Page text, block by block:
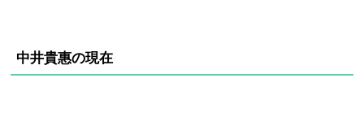
中井貴惠の現在